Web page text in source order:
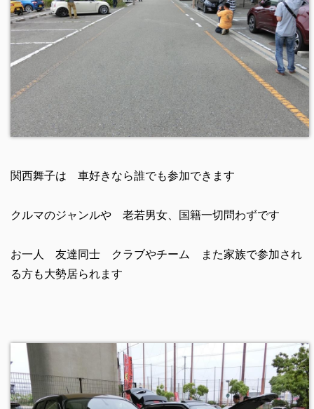
関西舞子は 車好きなら誰でも参加できます
クルマのジャンルや 老若男女、国籍一切問わずです
お一人 友達同士 クラブやチーム また家族で参加され
る方も大勢居られます